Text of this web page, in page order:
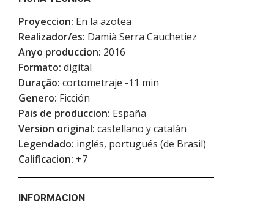
Proyeccion: En la azotea
Realizador/es: Damià Serra Cauchetiez
Anyo produccion: 2016
Formato: digital
Duração: cortometraje -11 min
Genero: Ficción
Pais de produccion: España
Version original: castellano y catalán
Legendado: inglés, portugués (de Brasil)
Calificacion: +7
INFORMACION